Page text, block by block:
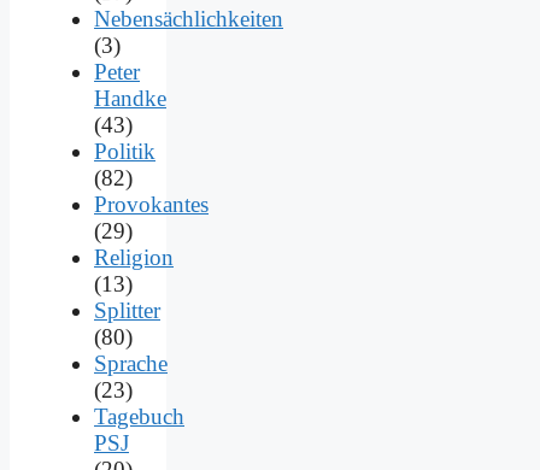
Nebensächlichkeiten
(3)
Peter
Handke
(43)
Politik
(82)
Provokantes
(29)
Religion
(13)
Splitter
(80)
Sprache
(23)
Tagebuch
PSJ